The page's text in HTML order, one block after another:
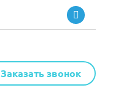
Заказать звонок